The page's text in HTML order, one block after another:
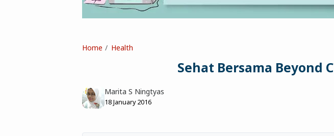
Home Health
Sehat Bersama Beyond C
Marita S Ningtyas
18 January 2016